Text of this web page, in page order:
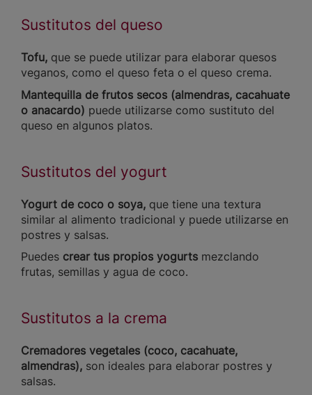
Sustitutos del queso
Tofu, que se puede utilizar para elaborar quesos
veganos, como el queso feta o el queso crema.
Mantequilla de frutos secos (almendras, cacahuate
o anacardo) puede utilizarse como sustituto del
queso en algunos platos.
Sustitutos del yogurt
Yogurt de coco o soya, que tiene una textura
similar al alimento tradicional y puede utilizarse en
postres y salsas.
Puedes crear tus propios yogurts mezclando
frutas, semillas y agua de coco.
Sustitutos a la crema
Cremadores vegetales (coco, cacahuate,
almendras), son ideales para elaborar postres y
salsas.